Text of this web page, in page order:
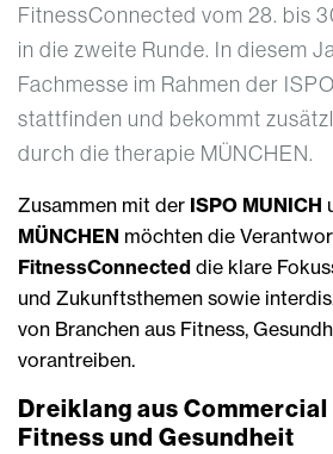
FitnessConnected vom 28. bis
in die zweite Runde. In diesem
Fachmesse im Rahmen der
stattfinden und bekommt
durch die therapie MÜNCHEN.
Zusammen mit der ISPO MUNICH
MÜNCHEN möchten die
FitnessConnected die klare
und Zukunftsthemen sowie
von Branchen aus Fitness,
vorantreiben.
Dreiklang aus
Fitness und Gesundheit